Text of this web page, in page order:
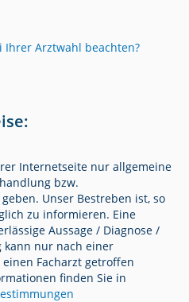
Ihrer Arztwahl beachten?
Internetseite nur allgemeine
bzw.
Unser Bestreben ist, so
zu informieren. Eine
Aussage / Diagnose /
kann nur nach einer
Facharzt getroffen
finden Sie in